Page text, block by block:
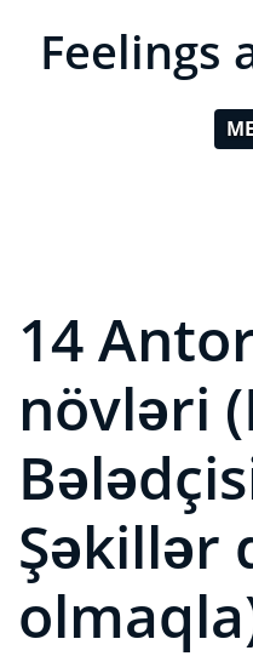
Feelings
14
növləri
Şəkillər